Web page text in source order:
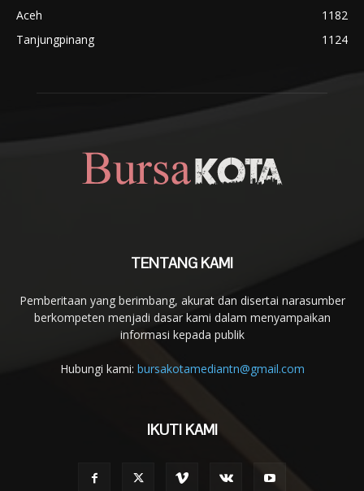
Aceh
1182
Tanjungpinang
1124
TENTANG KAMI
Pemberitaan yang berimbang, akurat dan disertai narasumber
berkompeten menjadi dasar kami dalam menyampaikan
informasi kepada publik
Hubungi kami: bursakotamediantn@gmail.com
IKUTI KAMI